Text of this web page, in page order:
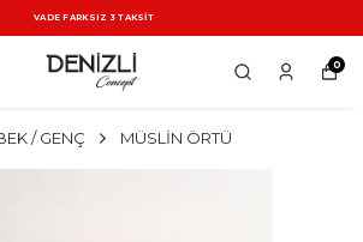
VADE FARKSIZ 3 TAKSİT
0
/ GENÇ MÜSLİN ÖRTÜ